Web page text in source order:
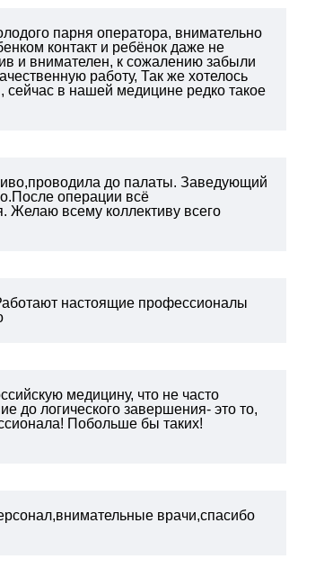
парня оператора, внимательно
контакт и ребёнок даже не
и внимателен, к сожалению забыли
работу, Так же хотелось
сейчас в нашей медицине редко такое
до палаты. Заведующий
операции всё
Желаю всему коллективу всего
настоящие профессионалы
медицину, что не часто
до логического завершения- это то,
Побольше бы таких!
врачи,спасибо